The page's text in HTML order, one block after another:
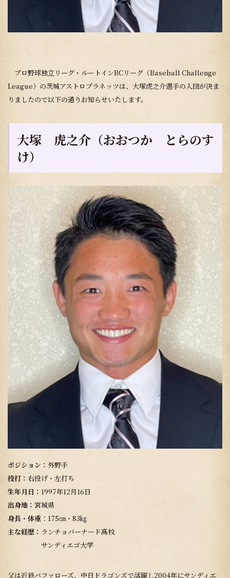
プロ野球独立リーグ・ルートインBCリーグ（Baseball Challenge
League）の茨城アストロプラネッツは、大塚虎之介選手の入団が決ま
りましたので以下の通りお知らせいたします。
大塚 虎之介 （おおつか とらのす
け）
ポジション： 外野手
投打： 右投げ・左打ち
生年月日： 1997年12月16日
出身地： 宮城県
身長・体重 ：175㎝・83㎏
主な経歴： ランチョバーナード高校
サンディエゴ大学
父は近鉄バファローズ、中日ドラゴンズで活躍し2004年にサンディエ